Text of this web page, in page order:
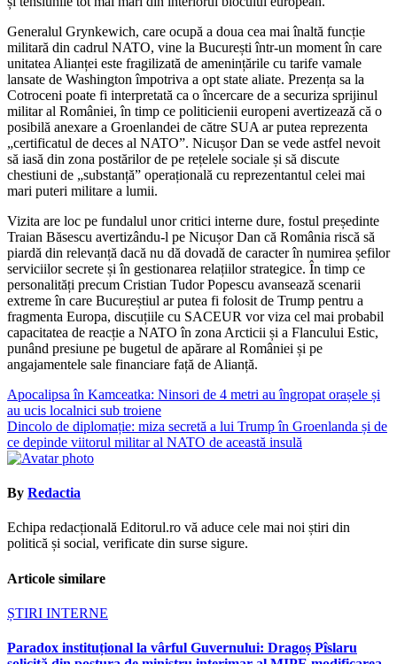
Generalul Grynkewich, care ocupă a doua cea mai înaltă funcție
militară din cadrul NATO, vine la București într-un moment în care
unitatea Alianței este fragilizată de amenințările cu tarife vamale
lansate de Washington împotriva a opt state aliate. Prezența sa la
Cotroceni poate fi interpretată ca o încercare de a securiza sprijinul
militar al României, în timp ce politicienii europeni avertizează că o
posibilă anexare a Groenlandei de către SUA ar putea reprezenta
„certificatul de deces al NATO”. Nicușor Dan se vede astfel nevoit
să iasă din zona postărilor de pe rețelele sociale și să discute
chestiuni de „substanță” operațională cu reprezentantul celei mai
mari puteri militare a lumii.
Vizita are loc pe fundalul unor critici interne dure, fostul președinte
Traian Băsescu avertizându-l pe Nicușor Dan că România riscă să
piardă din relevanță dacă nu dă dovadă de caracter în numirea șefilor
serviciilor secrete și în gestionarea relațiilor strategice. În timp ce
personalități precum Cristian Tudor Popescu avansează scenarii
extreme în care Bucureștiul ar putea fi folosit de Trump pentru a
fragmenta Europa, discuțiile cu SACEUR vor viza cel mai probabil
capacitatea de reacție a NATO în zona Arcticii și a Flancului Estic,
punând presiune pe bugetul de apărare al României și pe
angajamentele sale financiare față de Alianță.
Navigare
în
articole
Apocalipsa în Kamceatka: Ninsori de 4 metri au îngropat orașele și
au ucis localnici sub troiene
Dincolo de diplomație: miza secretă a lui Trump în Groenlanda și de
ce depinde viitorul militar al NATO de această insulă
By Redactia
Echipa redacțională Editorul.ro vă aduce cele mai noi știri din
politică și social, verificate din surse sigure.
Articole similare
ȘTIRI INTERNE
Paradox instituțional la vârful Guvernului: Dragoș Pîslaru